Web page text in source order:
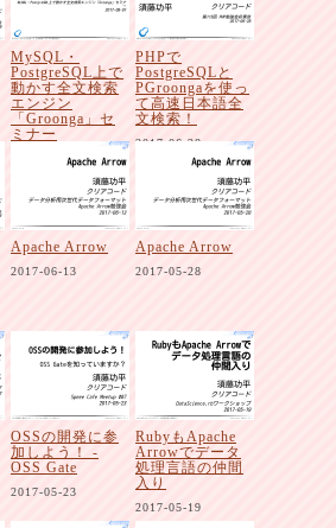
MySQL・
PostgreSQL上で
動かす全文検索
エンジン
「Groonga」セ
ミナー
2017-08-01
PHPで
PostgreSQLと
PGroongaを使っ
て高速日本語全
文検索！
2017-06-28
Apache Arrow
2017-06-13
Apache Arrow
2017-05-28
OSSの開発に参
加しよう！ -
OSS Gate
2017-05-23
RubyもApache
Arrowでデータ
処理言語の仲間
入り
2017-05-19